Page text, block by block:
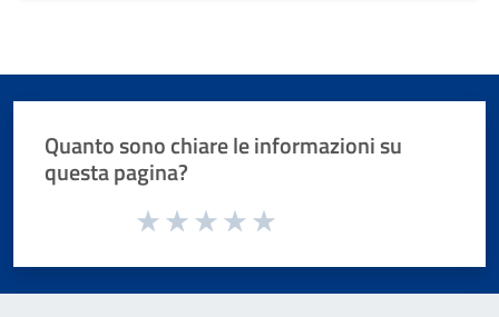
Quanto sono chiare le informazioni su
questa pagina?
Valuta da 1 a 5 stelle la pagina